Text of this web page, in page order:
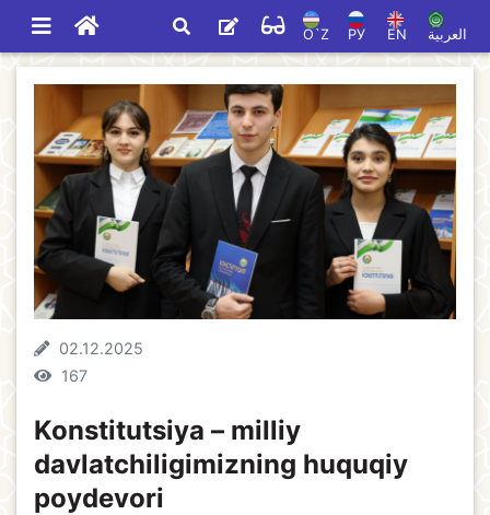
O`Z РУ EN العربية
02.12.2025
167
Konstitutsiya – milliy
davlatchiligimizning huquqiy
poydevori